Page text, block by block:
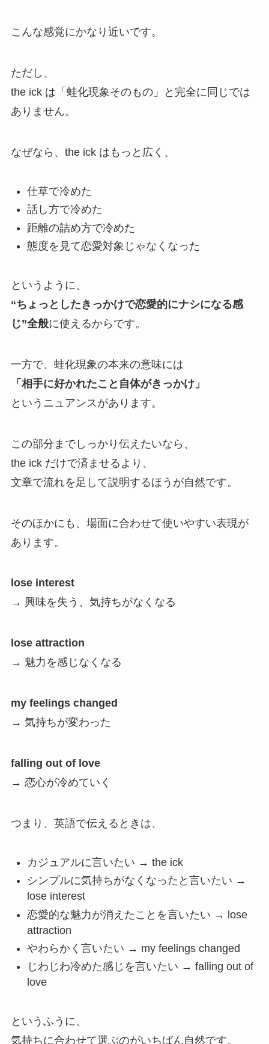
こんな感覚にかなり近いです。
ただし、
the ick は「蛙化現象そのもの」と完全に同じでは
ありません。
なぜなら、the ick はもっと広く、
仕草で冷めた
話し方で冷めた
距離の詰め方で冷めた
態度を見て恋愛対象じゃなくなった
というように、
“ちょっとしたきっかけで恋愛的にナシになる感
じ”全般に使えるからです。
一方で、蛙化現象の本来の意味には
「相手に好かれたこと自体がきっかけ」
というニュアンスがあります。
この部分までしっかり伝えたいなら、
the ick だけで済ませるより、
文章で流れを足して説明するほうが自然です。
そのほかにも、場面に合わせて使いやすい表現が
あります。
lose interest
→ 興味を失う、気持ちがなくなる
lose attraction
→ 魅力を感じなくなる
my feelings changed
→ 気持ちが変わった
falling out of love
→ 恋心が冷めていく
つまり、英語で伝えるときは、
カジュアルに言いたい → the ick
シンプルに気持ちがなくなったと言いたい →
lose interest
恋愛的な魅力が消えたことを言いたい → lose
attraction
やわらかく言いたい → my feelings changed
じわじわ冷めた感じを言いたい → falling out of
love
というふうに、
気持ちに合わせて選ぶのがいちばん自然です。